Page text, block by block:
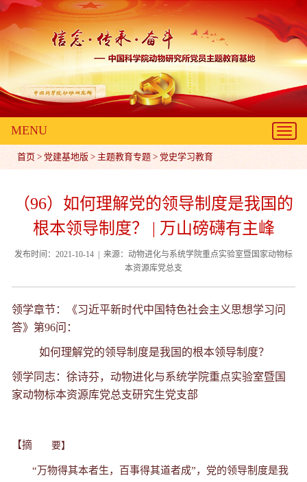
MENU
首页 > 党建基地版 > 主题教育专题 > 党史学习教育
（96）如何理解党的领导制度是我国的
根本领导制度？ | 万山磅礴有主峰
发布时间：2021-10-14 | 来源：动物进化与系统学院重点实验室暨国家动物标
本资源库党总支
领学章节：《习近平新时代中国特色社会主义思想学习问
答》第96问：
如何理解党的领导制度是我国的根本领导制度？
领学同志：徐诗芬，动物进化与系统学院重点实验室暨国
家动物标本资源库党总支研究生党支部
【摘 要】
“万物得其本者生，百事得其道者成”，党的领导制度是我